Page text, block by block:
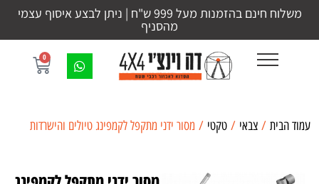
משלוח חינם בהזמנות מעל 999 ש"ח | ניתן לבצע איסוף עצמי
מהסניף
0
עמוד הבית / צבאי / טקטי / מסור ידני מתקפל לקמפינג טיולים והישרדות